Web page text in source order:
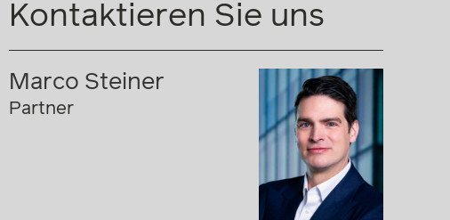
Kontaktieren Sie uns
Marco Steiner
Partner